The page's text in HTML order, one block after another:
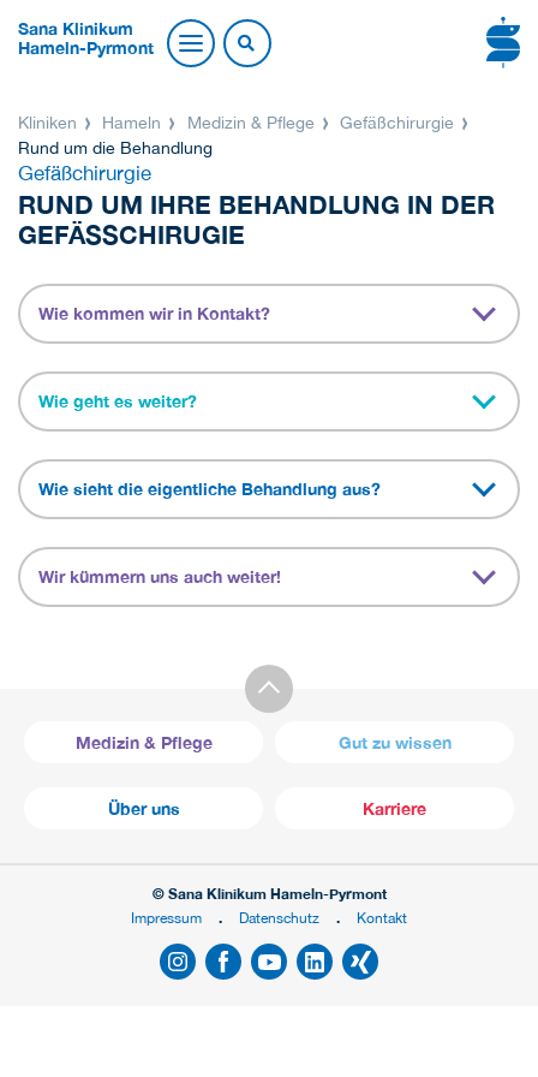
Sana Klinikum
Hameln-Pyrmont
Kliniken Hameln Medizin & Pflege
Gefäßchirurgie
Rund um die Behandlung
Gefäßchirurgie
RUND UM IHRE BEHANDLUNG IN DER
GEFÄSSCHIRUGIE
Wie kommen wir in Kontakt?
Wie geht es weiter?
Wie sieht die eigentliche Behandlung aus?
Wir kümmern uns auch weiter!
Medizin & Pflege Gut zu wissen
Über uns Karriere
© Sana Klinikum Hameln-Pyrmont
Impressum
Datenschutz Kontakt